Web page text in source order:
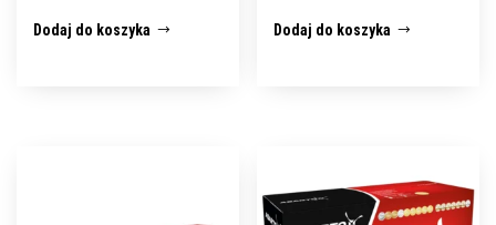
Dodaj do koszyka Dodaj do koszyka